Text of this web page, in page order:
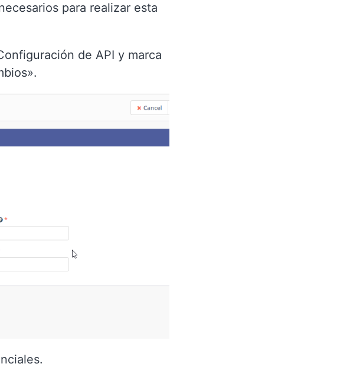
para realizar esta
de API y marca